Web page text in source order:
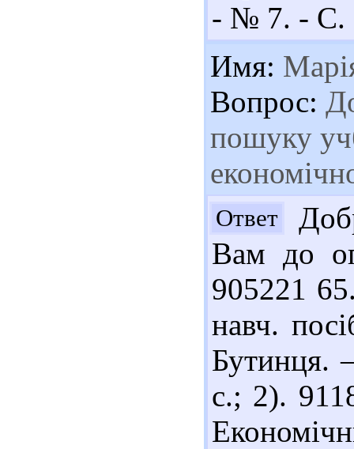
- № 7. - С.
Имя:
Вопрос:
пошуку
Ответ
Вам до
905221
навч.
Бутинця.
с.; 2).